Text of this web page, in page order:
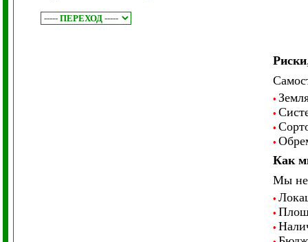
Риски
•
•
•
•
Как
Мы не
•
•
•